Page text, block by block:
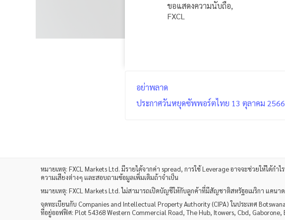
ขอแสดงความนับถือ,
FXCL
อย่าพลาด
ประกาศวันหยุดซัพพอร์ตไทย 13 ตุลาคม 2566
หมายเหตุ: FXCL Markets Ltd. มีรายได้จากค่า spread, การใช้Leverageอาจจะช่วยให้ได้กำ
ความเสียงต่างๆ และสอบถามข้อมูลเพิ่มเติมถ้าจำเป็น
หมายเหตุ: FXCL Markets Ltd.ไม่สามารถเปิดบัญชีให้กับลูกค้าที่มีสัญชาติสหรัฐอเมริกา แคนา
จดทะเบียนกับ Companies and Intellectual Property Authority (CIPA) ในประเทศ
ที่อยู่ออฟฟิศ: Plot 54368 Western Commercial Road, The Hub, Itowers, Cbd, Gaborone,